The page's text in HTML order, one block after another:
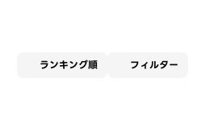
ランキング順 フィルター